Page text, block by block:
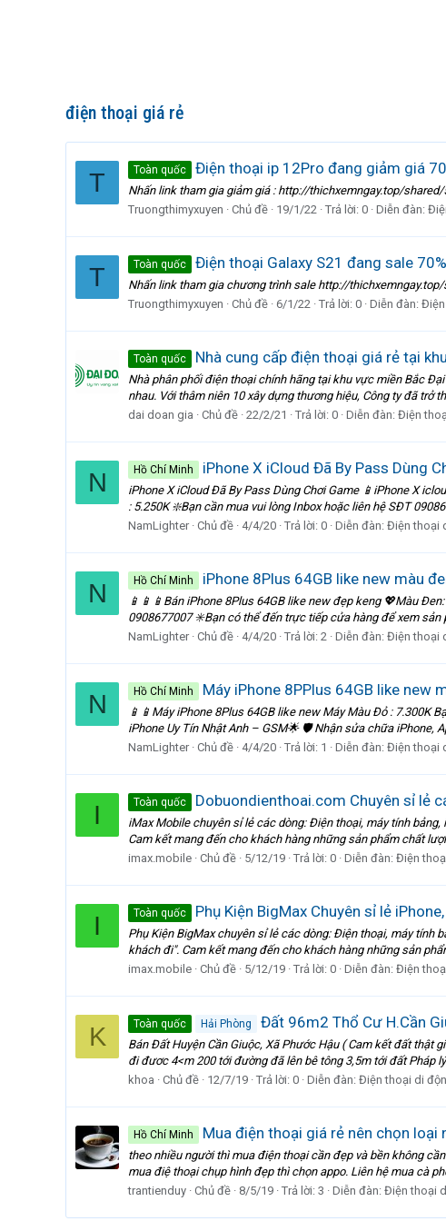
điện thoại giá rẻ
T Toàn quốc Điện thoại ip 12Pro đang giảm giá
Nhấn link tham gia giảm giá : http://thichxemngay.top/
Truongthimyxuyen
Chủ đề 19/1/22 Trả lời: 0 Diễn đàn:
T Toàn quốc Điện thoại Galaxy S21 đang sale
Nhấn link tham gia chương trình sale http://
Truongthimyxuyen
Chủ đề 6/1/22 Trả lời: 0 Diễn đàn: Điện
Toàn quốc Nhà cung cấp điện thoại giá rẻ tại
Nhà phân phối điện thoại chính hãng tại khu vực miền Bắc
nhau. Với thâm niên 10 xây dựng thương hiệu, Công ty đã trở
dai doan gia
Chủ đề 22/2/21 Trả lời: 0 Diễn đàn: Điện
N Hồ Chí Minh iPhone X iCloud Đã By Pass Dùng
iPhone X iCloud Đã By Pass Dùng Chơi Game 📱iPhone X
: 5.250K ❇️Bạn cần mua vui lòng Inbox hoặc liên hệ SĐT
NamLighter Chủ đề 4/4/20 Trả lời: 0 Diễn đàn: Điện thoại
N Hồ Chí Minh iPhone 8Plus 64GB like new màu
📱📱📱Bán iPhone 8Plus 64GB like new đẹp keng 💖Màu
0908677007 ✳️Bạn có thể đến trực tiếp cửa hàng để xem sản
NamLighter Chủ đề 4/4/20 Trả lời: 2 Diễn đàn: Điện thoại
N Hồ Chí Minh Máy iPhone 8PPlus 64GB like new
📱📱Máy iPhone 8Plus 64GB like new Máy Màu Đỏ : 7.300K
iPhone Uy Tín Nhật Anh – GSM🌟 🛡 Nhận sửa chữa iPhone,
NamLighter Chủ đề 4/4/20 Trả lời: 1 Diễn đàn: Điện thoại
I Toàn quốc Dobuondienthoai.com Chuyên sỉ lẻ
iMax Mobile chuyên sỉ lẻ các dòng: Điện thoại, máy tính
Cam kết mang đến cho khách hàng những sản phẩm chất
imax.mobile Chủ đề 5/12/19 Trả lời: 0 Diễn đàn: Điện
I Toàn quốc Phụ Kiện BigMax Chuyên sỉ lẻ
Phụ Kiện BigMax chuyên sỉ lẻ các dòng: Điện thoại, máy tính
khách đi". Cam kết mang đến cho khách hàng những sản
imax.mobile Chủ đề 5/12/19 Trả lời: 0 Diễn đàn: Điện
K Toàn quốc Hải Phòng Đất 96m2 Thổ Cư H.Cần
Bán Đất Huyện Cần Giuộc, Xã Phước Hậu ( Cam kết đất thật
đi đươc 4<m 200 tới đường đã lên bê tông 3,5m tới đất Pháp
khoa
Chủ đề 12/7/19 Trả lời: 0 Diễn đàn: Điện thoại di
Hồ Chí Minh Mua điện thoại giá rẻ nên chọn loại
theo nhiều người thì mua điện thoại cần đẹp và bền không
mua điệ thoại chụp hình đẹp thì chọn appo. Liên hệ mua cà
trantienduy Chủ đề 8/5/19 Trả lời: 3 Diễn đàn: Điện thoại